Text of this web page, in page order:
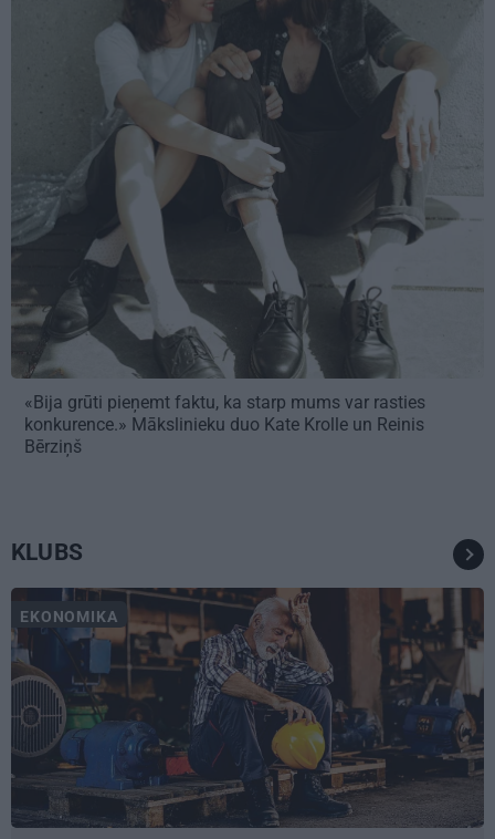
«Bija grūti pieņemt faktu, ka starp mums var rasties
konkurence.» Mākslinieku duo Kate Krolle un Reinis
Bērziņš
KLUBS
EKONOMIKA